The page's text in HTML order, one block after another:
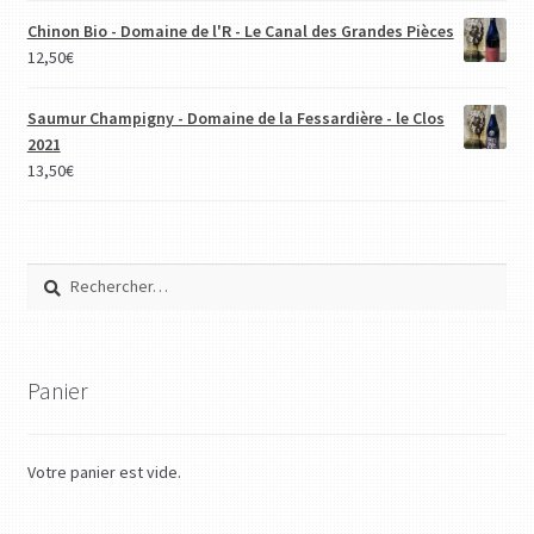
Chinon Bio - Domaine de l'R - Le Canal des Grandes Pièces
12,50€
Saumur Champigny - Domaine de la Fessardière - le Clos
2021
13,50€
Rechercher :
Panier
Votre panier est vide.